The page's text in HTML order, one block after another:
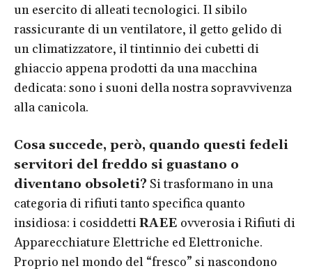
un esercito di alleati tecnologici. Il sibilo
rassicurante di un ventilatore, il getto gelido di
un climatizzatore, il tintinnio dei cubetti di
ghiaccio appena prodotti da una macchina
dedicata: sono i suoni della nostra sopravvivenza
alla canicola.
Cosa succede, però, quando questi fedeli
servitori del freddo si guastano o
diventano obsoleti? Si trasformano in una
categoria di rifiuti tanto specifica quanto
insidiosa: i cosiddettiRAEE ovverosia i Rifiuti di
Apparecchiature Elettriche ed Elettroniche.
Proprio nel mondo del “fresco” si nascondono